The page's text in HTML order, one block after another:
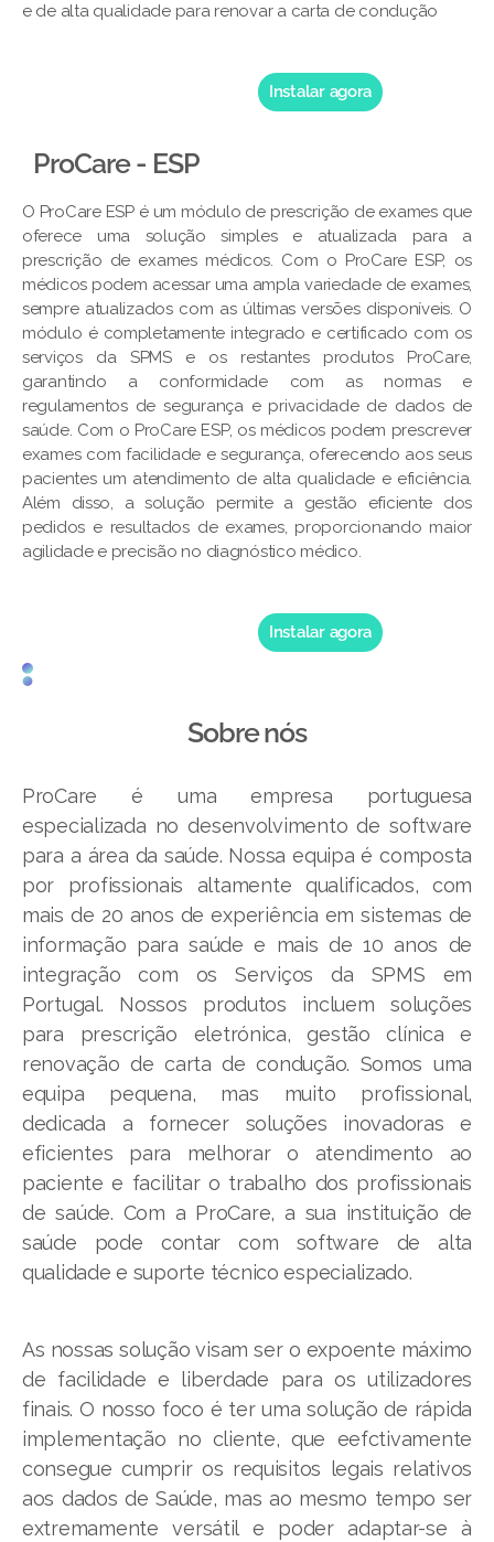
e de alta qualidade para renovar a carta de condução
Instalar agora
ProCare - ESP
O ProCare ESP é um módulo de prescrição de exames que
oferece uma solução simples e atualizada para a
prescrição de exames médicos. Com o ProCare ESP, os
médicos podem acessar uma ampla variedade de exames,
sempre atualizados com as últimas versões disponíveis. O
módulo é completamente integrado e certificado com os
serviços da SPMS e os restantes produtos ProCare,
garantindo a conformidade com as normas e
regulamentos de segurança e privacidade de dados de
saúde. Com o ProCare ESP, os médicos podem prescrever
exames com facilidade e segurança, oferecendo aos seus
pacientes um atendimento de alta qualidade e eficiência.
Além disso, a solução permite a gestão eficiente dos
pedidos e resultados de exames, proporcionando maior
agilidade e precisão no diagnóstico médico.
Instalar agora
Sobre nós
ProCare é uma empresa portuguesa
especializada no desenvolvimento de software
para a área da saúde. Nossa equipa é composta
por profissionais altamente qualificados, com
mais de 20 anos de experiência em sistemas de
informação para saúde e mais de 10 anos de
integração com os Serviços da SPMS em
Portugal. Nossos produtos incluem soluções
para prescrição eletrónica, gestão clínica e
renovação de carta de condução. Somos uma
equipa pequena, mas muito profissional,
dedicada a fornecer soluções inovadoras e
eficientes para melhorar o atendimento ao
paciente e facilitar o trabalho dos profissionais
de saúde. Com a ProCare, a sua instituição de
saúde pode contar com software de alta
qualidade e suporte técnico especializado.
As nossas solução visam ser o expoente máximo
de facilidade e liberdade para os utilizadores
finais. O nosso foco é ter uma solução de rápida
implementação no cliente, que eefctivamente
consegue cumprir os requisitos legais relativos
aos dados de Saúde, mas ao mesmo tempo ser
extremamente versátil e poder adaptar-se à